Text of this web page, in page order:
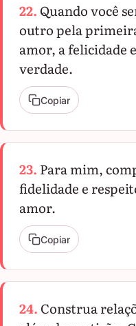
22. Quando você
outro pela
amor, a felicidade
verdade.
Copiar
23. Para mim,
fidelidade e
amor.
Copiar
24. Construa